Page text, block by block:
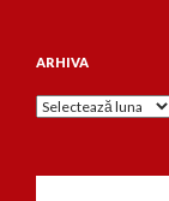
ARHIVA
Arhiva